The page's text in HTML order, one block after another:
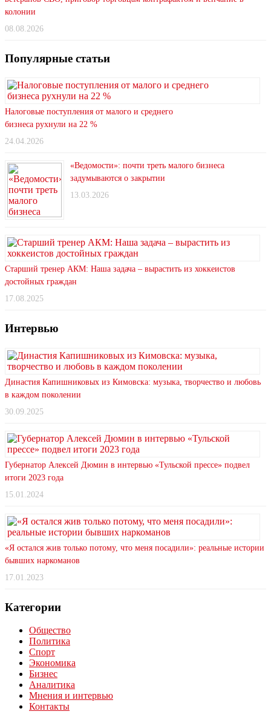
колонии
08.08.2026
Популярные статьи
Налоговые поступления от малого и среднего
бизнеса рухнули на 22 %
24.04.2026
«Ведомости»: почти треть малого бизнеса
задумываются о закрытии
13.03.2026
Старший тренер АКМ: Наша задача – вырастить из хоккеистов
достойных граждан
17.08.2025
Интервью
Династия Капишниковых из Кимовска: музыка, творчество и любовь
в каждом поколении
30.09.2025
Губернатор Алексей Дюмин в интервью «Тульской прессе» подвел
итоги 2023 года
15.01.2024
«Я остался жив только потому, что меня посадили»: реальные истории
бывших наркоманов
17.01.2023
Категории
Общество
Политика
Спорт
Экономика
Бизнес
Аналитика
Мнения и интервью
Контакты